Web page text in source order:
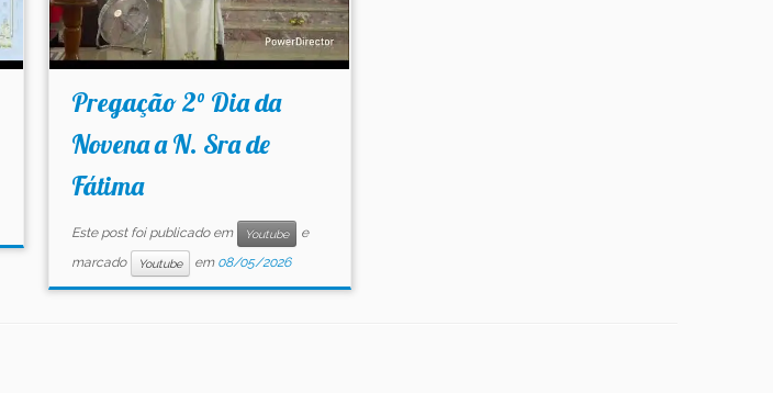
Pregação 2° Dia da
Novena a N. Sra de
Fátima
Este post foi publicado em Youtube
e
marcado
Youtube em 08/05/2026